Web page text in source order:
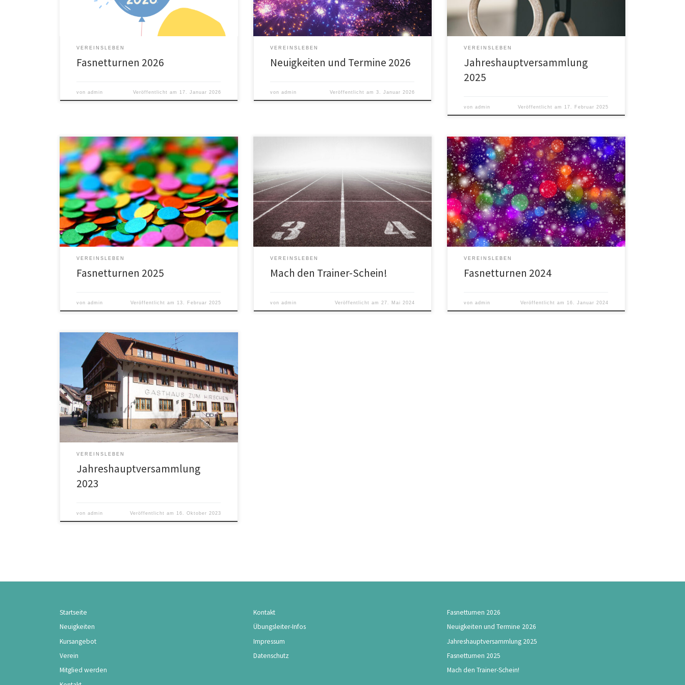
VEREINSLEBEN
Fasnetturnen 2026
vonadmin Veröffentlicht am 17. Januar 2026
Kindergarten St. Elisabeth). Mehr […]
VEREINSLEBEN
Neuigkeiten und Termine 2026
vonadmin Veröffentlicht am 3. Januar 2026
Berichte der Vorstände Bericht Vereinsjahr Bericht
Sport Bericht Finanzen und Wirtschaft […]
VEREINSLEBEN
Jahreshauptversammlung
2025
vonadmin Veröffentlicht am 17. Februar 2025
Es wird wieder bunt! Am Mittwoch, den 26. Februar
lädt der TLV alle kleinen und großen Narren in die
Sporthalle an der Grundschule Simonswald zum
Fasnetturnen ein. Anschließend gibt es wie immer
einen gemütlichen Umtrunk neben der Turnhalle.
Wann geht’s los? Die Kinder aus den Turngruppen
treffen sich bereits um […]
VEREINSLEBEN
Fasnetturnen 2025
vonadmin Veröffentlicht am 13. Februar 2025
Leichtathletikverein Simonswald Kurse für Kinder und
Erwachsene anleiten möchten. Du kannst einen
bestehenden Kurs weiterführen oder uns einen neuen
Kurs vorschlagen. Von Eltern-Kind-Turnen über Ping-
Pong bis hin zu Hockey oder einfach deiner
persönlichen Lieblingssportart ist alles […]
VEREINSLEBEN
Mach den Trainer-Schein!
vonadmin Veröffentlicht am 27. Mai 2024
Am Mittwoch, 7. Februar heißt es ab 16:30 Uhr wieder:
Narri Narro, s Fasnetturnen isch wieder do! Die Kinder
(und Eltern) unserer Turngruppen führen vor, was sie
gelernt haben. Auch die Hohwaldgeischter werden uns
einen kleinen Besuch abstatten! Danach laden wir Sie
zu einem gemütlichen Umtrunk ein. Ihre Spende
kommt […]
VEREINSLEBEN
Fasnetturnen 2024
vonadmin Veröffentlicht am 16. Januar 2024
Herzliche Einladung des Turn- und Leichtathletik-
Vereins Simonswald zur Jahreshauptversammlung
unseres Vereins. Wir treffen uns am Dienstag, 21.
November 2023 von 19:30 – 22:00 Uhr im Gasthaus
Hirschen (Talstr. 11, Simonswald). Protokoll der
Jahreshauptversammlung 2023 1. Begrüßung und
Bericht Vereinsjahr, Sport durch Natalie Anhorn: Das
Fortbestehen des Vereins ist hauptsächlich für […]
VEREINSLEBEN
Jahreshauptversammlung
2023
vonadmin Veröffentlicht am 16. Oktober 2023
Startseite
Neuigkeiten
Kursangebot
Verein
Mitglied werden
Kontakt
Übungsleiter-Infos
Impressum
Datenschutz
Fasnetturnen 2026
Neuigkeiten und Termine 2026
Jahreshauptversammlung 2025
Fasnetturnen 2025
Mach den Trainer-Schein!